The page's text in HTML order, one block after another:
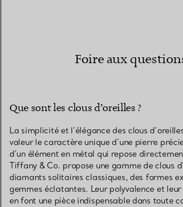
Foire aux
Que sont les clous d’oreilles ?
La simplicité et l’élégance des clous
valeur le caractère unique d’une pierre
d’un élément en métal qui repose
Tiffany & Co. propose une gamme de clous
diamants solitaires classiques, des formes
gemmes éclatantes. Leur polyvalence et
en font une pièce indispensable dans toute